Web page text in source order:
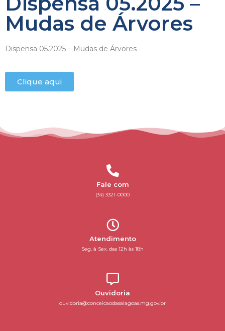
Mudas de Árvores
Dispensa 05.2025 – Mudas de Árvores
Clique aqui
Fale com
(34) 3321-0000
Atendimento
Seg. à Sex. das 12h às 18h
Ouvidoria
ouvidoria@conceicaodasalagoas.mg.gov.br